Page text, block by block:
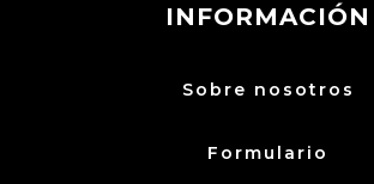
INFORMACIÓN
Sobre nosotros
Formulario